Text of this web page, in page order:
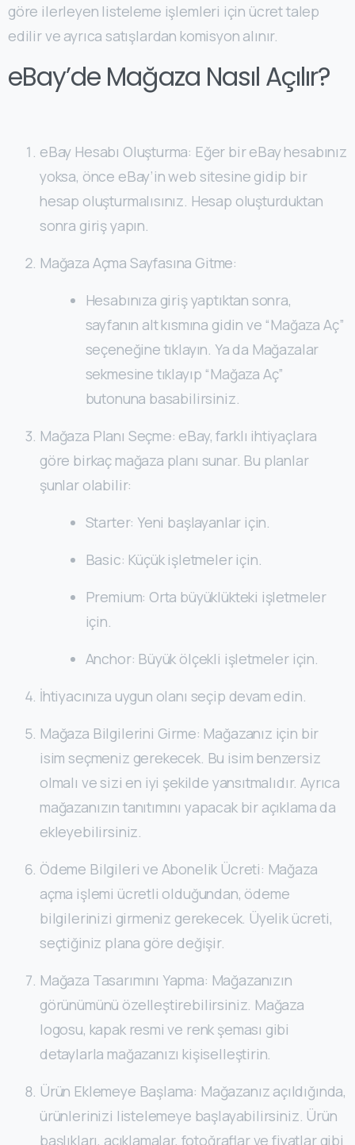
göre ilerleyen listeleme işlemleri için ücret talep
edilir ve ayrıca satışlardan komisyon alınır.
eBay’de Mağaza Nasıl Açılır?
eBay Hesabı Oluşturma: Eğer bir eBay hesabınız
yoksa, önce eBay’in web sitesine gidip bir
hesap oluşturmalısınız. Hesap oluşturduktan
sonra giriş yapın.
Mağaza Açma Sayfasına Gitme:
Hesabınıza giriş yaptıktan sonra,
sayfanın alt kısmına gidin ve “Mağaza Aç”
seçeneğine tıklayın. Ya da Mağazalar
sekmesine tıklayıp “Mağaza Aç”
butonuna basabilirsiniz.
Mağaza Planı Seçme: eBay, farklı ihtiyaçlara
göre birkaç mağaza planı sunar. Bu planlar
şunlar olabilir:
Starter: Yeni başlayanlar için.
Basic: Küçük işletmeler için.
Premium: Orta büyüklükteki işletmeler
için.
Anchor: Büyük ölçekli işletmeler için.
İhtiyacınıza uygun olanı seçip devam edin.
Mağaza Bilgilerini Girme: Mağazanız için bir
isim seçmeniz gerekecek. Bu isim benzersiz
olmalı ve sizi en iyi şekilde yansıtmalıdır. Ayrıca
mağazanızın tanıtımını yapacak bir açıklama da
ekleyebilirsiniz.
Ödeme Bilgileri ve Abonelik Ücreti: Mağaza
açma işlemi ücretli olduğundan, ödeme
bilgilerinizi girmeniz gerekecek. Üyelik ücreti,
seçtiğiniz plana göre değişir.
Mağaza Tasarımını Yapma: Mağazanızın
görünümünü özelleştirebilirsiniz. Mağaza
logosu, kapak resmi ve renk şeması gibi
detaylarla mağazanızı kişiselleştirin.
Ürün Eklemeye Başlama: Mağazanız açıldığında,
ürünlerinizi listelemeye başlayabilirsiniz. Ürün
başlıkları, açıklamalar, fotoğraflar ve fiyatlar gibi